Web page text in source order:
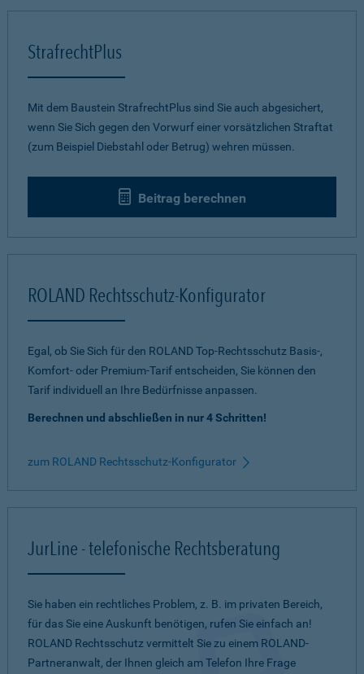
StrafrechtPlus
Mit dem Baustein StrafrechtPlus sind Sie auch abgesichert,
wenn Sie Sich gegen den Vorwurf einer vorsätzlichen Straftat
(zum Beispiel Diebstahl oder Betrug) wehren müssen.
Beitrag berechnen
ROLAND Rechtsschutz-Konfigurator
Egal, ob Sie Sich für den ROLAND Top-Rechtsschutz Basis-,
Komfort- oder Premium-Tarif entscheiden, Sie können den
Tarif individuell an Ihre Bedürfnisse anpassen.
Berechnen und abschließen in nur 4 Schritten!
zum ROLAND Rechtsschutz-Konfigurator
JurLine - telefonische Rechtsberatung
Sie haben ein rechtliches Problem, z. B. im privaten Bereich,
für das Sie eine Auskunft benötigen, rufen Sie einfach an!
ROLAND Rechtsschutz vermittelt Sie zu einem ROLAND-
Partneranwalt, der Ihnen gleich am Telefon Ihre Frage